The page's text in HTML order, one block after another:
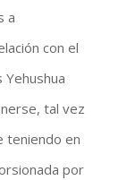
a
con el
tal vez
teniendo en
por